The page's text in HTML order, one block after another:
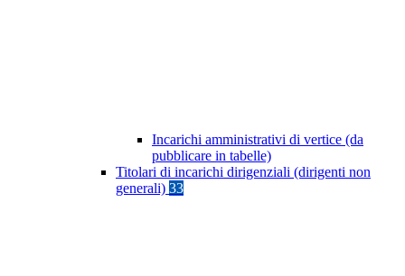
Incarichi amministrativi di vertice (da
pubblicare in tabelle)
Titolari di incarichi dirigenziali (dirigenti non
generali) 33